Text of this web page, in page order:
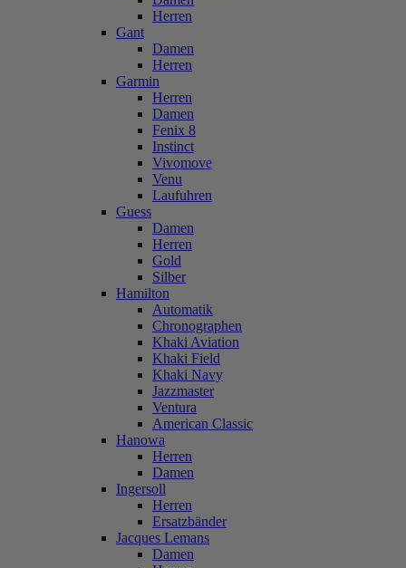
Herren
Gant
Damen
Herren
Garmin
Herren
Damen
Fenix 8
Instinct
Vivomove
Venu
Laufuhren
Guess
Damen
Herren
Gold
Silber
Hamilton
Automatik
Chronographen
Khaki Aviation
Khaki Field
Khaki Navy
Jazzmaster
Ventura
American Classic
Hanowa
Herren
Damen
Ingersoll
Herren
Ersatzbänder
Jacques Lemans
Damen